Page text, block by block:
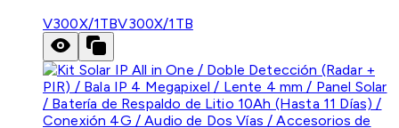
V300X/1TBV300X/1TB